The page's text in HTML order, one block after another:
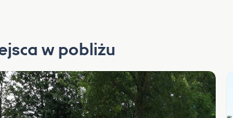
w pobliżu